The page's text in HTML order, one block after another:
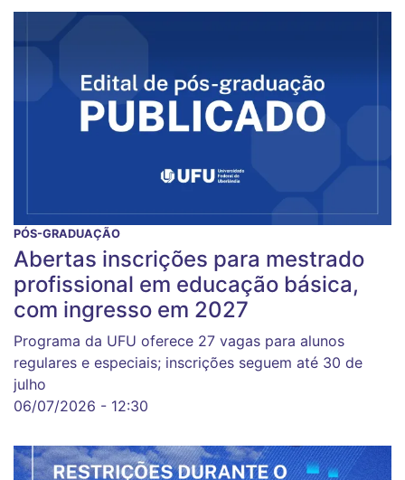
PÓS-GRADUAÇÃO
Abertas inscrições para mestrado
profissional em educação básica,
com ingresso em 2027
Programa da UFU oferece 27 vagas para alunos
regulares e especiais; inscrições seguem até 30 de
julho
06/07/2026 - 12:30